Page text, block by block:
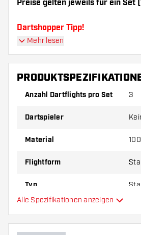
Preise gelten jeweils für ein Set
Dartshopper Tipp!
Sorgen Sie für genügend
abnutzen oder brechen.
Material oder eine andere
um herauszufinden, welche
Mehr lesen
Anzahl Dartflights pro Set 3
Dartspieler
Material
Flightform
Typ
Hauptfarbe
Alle Spezifikationen anzeigen